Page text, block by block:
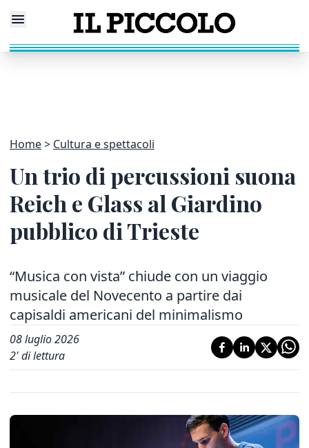
Home Cultura e spettacoli
Un trio di percussioni suona
Reich e Glass al Giardino
pubblico di Trieste
“Musica con vista” chiude con un viaggio
musicale del Novecento a partire dai
capisaldi americani del minimalismo
08 luglio 2026
2' di lettura